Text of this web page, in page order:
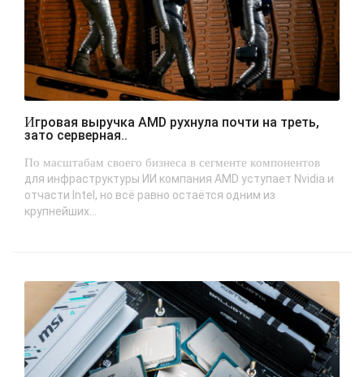
Игровая выручка AMD рухнула почти на треть,
зато серверная..
По масштабам своего бизнеса в сегменте компонентов
для инфраструктуры ИИ компания AMD уступает Nvidia и
отчасти Intel, но всё равно остаётся одним из
крупнейших...